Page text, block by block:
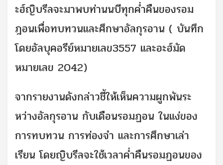
ะฮ์ญิบรีลจะมาพบท่านนบีทุกค่ำคืนของรอม
ฎอนเพื่อทบทวนและศึกษาอัลกุรอาน ( บันทึก
โดยอัลบุคอรีย์หมายเลข3557 และอะฮ์มัด
หมายเลข 2042)
จากรายงานดังกล่าวชี้ให้เห็นความผูกพันระ
หว่างอัลกุรอาน กับเดือนรอมฏอน ในแง่ของ
การทบทวน การท่องจำ และการศึกษาเล่า
เรียน โดยญิบรีลจะใช้เวลาค่ำคืนรอมฏอนของ